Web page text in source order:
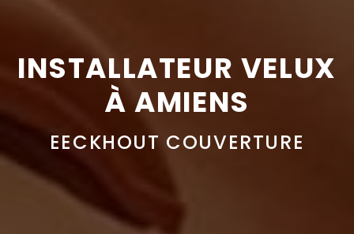
INSTALLATEUR VELUX
À AMIENS
EECKHOUT COUVERTURE